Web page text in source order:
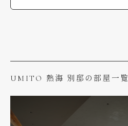
UMITO 熱海 別邸の部屋一覧